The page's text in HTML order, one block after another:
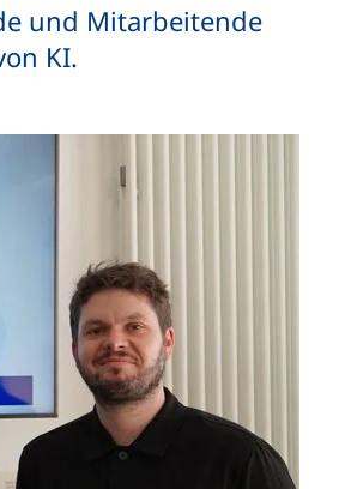
und Mitarbeitende
KI.